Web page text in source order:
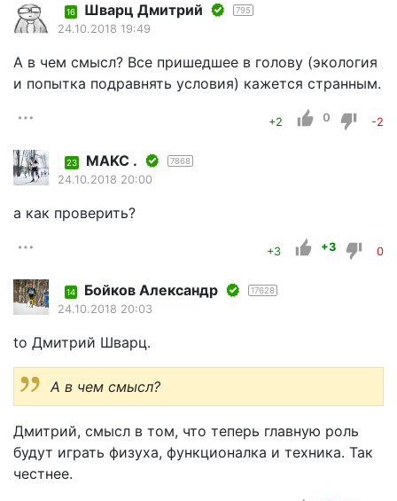
16 Шварц Дмитрий 795
24.10.2018 19:49
А в чем смысл? Все пришедшее в голову (экология
и попытка подравнять условия) кажется странным.
+2 0 -2
23 MAKC . 7868
24.10.2018 20:00
а как проверить?
+3 +3 0
14 Бойков Александр 17628
24.10.2018 20:03
to Дмитрий Шварц.
А в чем смысл?
Дмитрий, смысл в том, что теперь главную роль
будут играть физуха, функционалка и техника. Так
честнее.